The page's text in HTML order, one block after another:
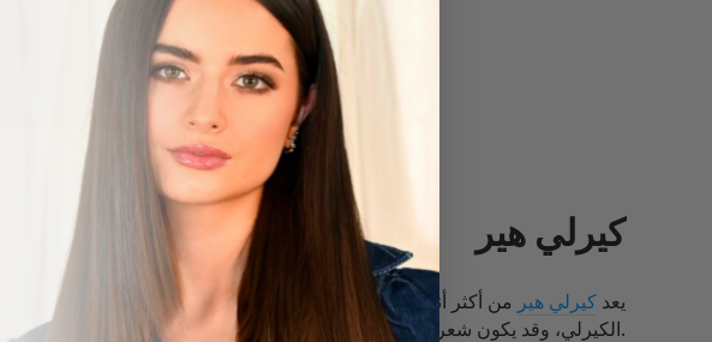
كيرلي هير
يعد كيرلي هير من أكثر أنواع الشعر جاذبية وجمالًا، إلا أنه قد يكون من
الكيرلي، وقد يكون شعر الإكستنشن خيارًا جيدًا.